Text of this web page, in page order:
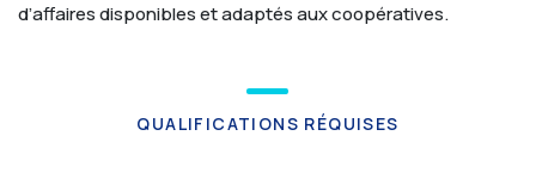
d’affaires disponibles et adaptés aux coopératives.
QUALIFICATIONS RÉQUISES